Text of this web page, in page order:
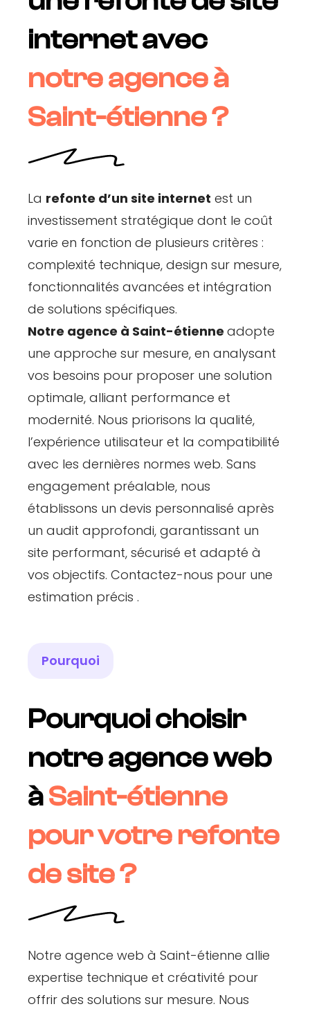
internet avec
notre agence à
Saint-étienne ?
La refonte d’un site internet est un
investissement stratégique dont le coût
varie en fonction de plusieurs critères :
complexité technique, design sur mesure,
fonctionnalités avancées et intégration
de solutions spécifiques.
Notre agence à Saint-étienne adopte
une approche sur mesure, en analysant
vos besoins pour proposer une solution
optimale, alliant performance et
modernité. Nous priorisons la qualité,
l’expérience utilisateur et la compatibilité
avec les dernières normes web. Sans
engagement préalable, nous
établissons un devis personnalisé après
un audit approfondi, garantissant un
site performant, sécurisé et adapté à
vos objectifs. Contactez-nous pour une
estimation précis .
Pourquoi
Pourquoi choisir
notre agence web
àSaint-étienne
pour votre refonte
de site ?
Notre agence web à Saint-étienne allie
expertise technique et créativité pour
offrir des solutions sur mesure. Nous